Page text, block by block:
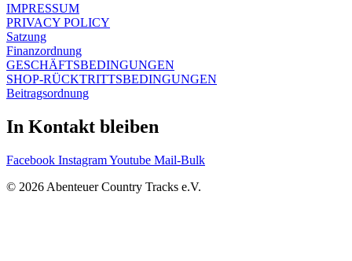
Varianten
auf.
Die
Optionen
können
auf
der
gewählt
IMPRESSUM
PRIVACY POLICY
Satzung
Finanzordnung
GESCHÄFTSBEDINGUNGEN
SHOP-RÜCKTRITTSBEDINGUNGEN
Beitragsordnung
In Kontakt bleiben
Facebook InstagramYoutube Mail-Bulk
© 2026 Abenteuer Country Tracks e.V.